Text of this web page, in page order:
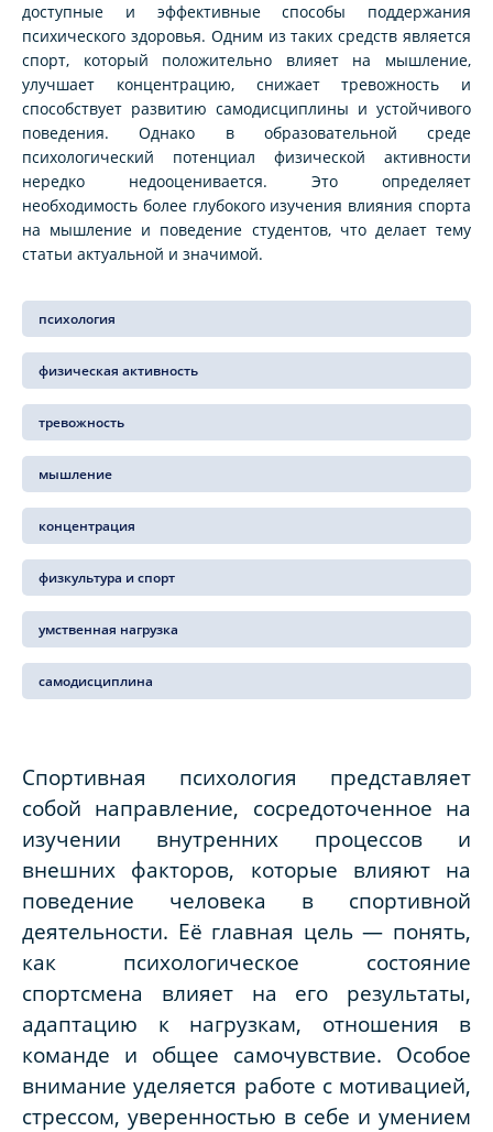
доступные и эффективные способы поддержания
психического здоровья. Одним из таких средств является
спорт, который положительно влияет на мышление,
улучшает концентрацию, снижает тревожность и
способствует развитию самодисциплины и устойчивого
поведения. Однако в образовательной среде
психологический потенциал физической активности
нередко недооценивается. Это определяет
необходимость более глубокого изучения влияния спорта
на мышление и поведение студентов, что делает тему
статьи актуальной и значимой.
психология
физическая активность
тревожность
мышление
концентрация
физкультура и спорт
умственная нагрузка
самодисциплина
Спортивная психология представляет
собой направление, сосредоточенное на
изучении внутренних процессов и
внешних факторов, которые влияют на
поведение человека в спортивной
деятельности. Её главная цель — понять,
как психологическое состояние
спортсмена влияет на его результаты,
адаптацию к нагрузкам, отношения в
команде и общее самочувствие. Особое
внимание уделяется работе с мотивацией,
стрессом, уверенностью в себе и умением